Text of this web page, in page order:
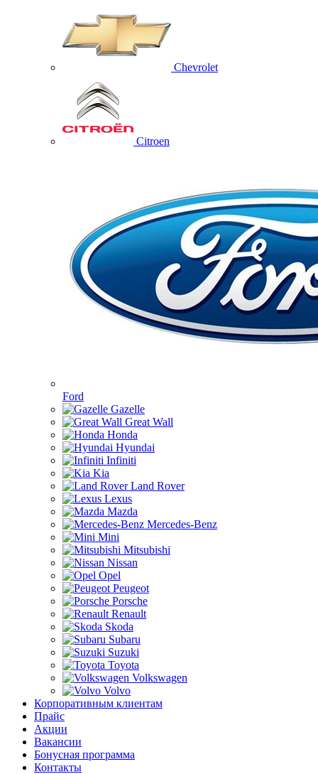
Chevrolet
Citroen
Ford
Gazelle
Great Wall
Honda
Hyundai
Infiniti
Kia
Land Rover
Lexus
Mazda
Mercedes-Benz
Mini
Mitsubishi
Nissan
Opel
Peugeot
Porsche
Renault
Skoda
Subaru
Suzuki
Toyota
Volkswagen
Volvo
Корпоративным клиентам
Прайс
Акции
Вакансии
Бонусная программа
Контакты